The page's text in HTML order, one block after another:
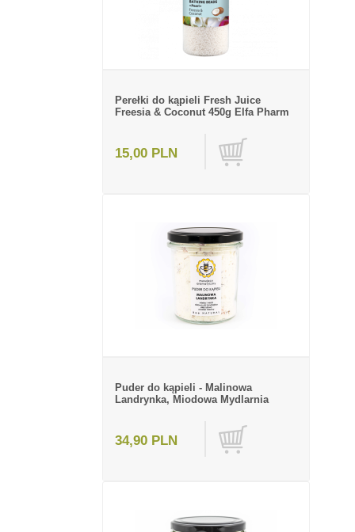
Perełki do kąpieli Fresh Juice
Freesia & Coconut 450g Elfa Pharm
15,00 PLN
Puder do kąpieli - Malinowa
Landrynka, Miodowa Mydlarnia
34,90 PLN